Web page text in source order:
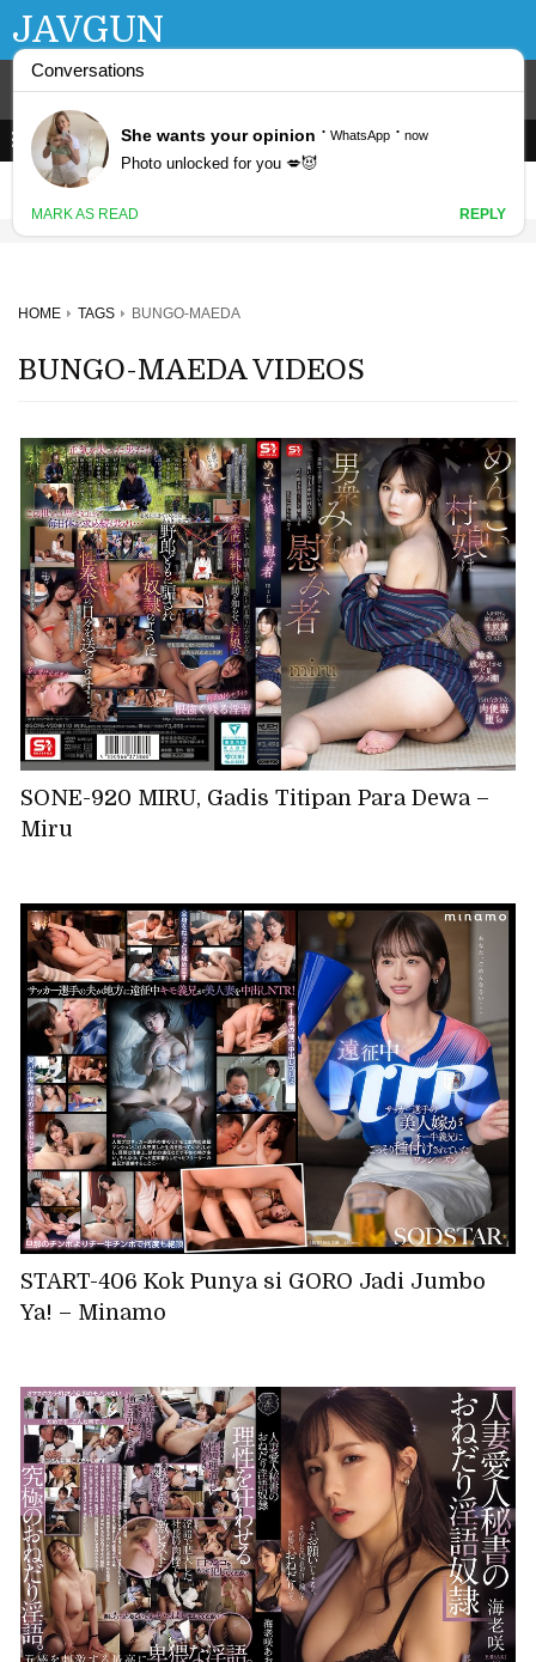
JAVGUN
HOME TAGS BUNGO-MAEDA
BUNGO-MAEDA VIDEOS
SONE-920 MIRU, Gadis Titipan Para Dewa –
Miru
START-406 Kok Punya si GORO Jadi Jumbo
Ya! – Minamo